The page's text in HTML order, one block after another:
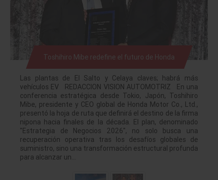
Toshihiro Mibe redefine el futuro de Honda
Las plantas de El Salto y Celaya claves; habrá más
vehículos EV REDACCION VISION AUTOMOTRIZ En una
conferencia estratégica desde Tokio, Japón, Toshihiro
Mibe, presidente y CEO global de Honda Motor Co., Ltd.,
presentó la hoja de ruta que definirá el destino de la firma
nipona hacia finales de la década. El plan, denominado
"Estrategia de Negocios 2026", no solo busca una
recuperación operativa tras los desafíos globales de
suministro, sino una transformación estructural profunda
para alcanzar un…